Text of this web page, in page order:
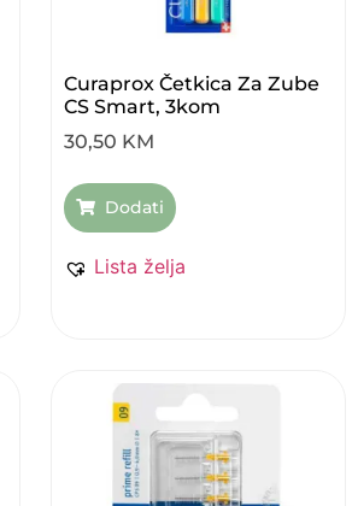
Curaprox Četkica Za Zube
CS Smart, 3kom
30,50 KM
Dodati
Lista želja